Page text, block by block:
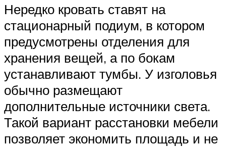
Нередко кровать ставят на
стационарный подиум, в котором
предусмотрены отделения для
хранения вещей, а по бокам
устанавливают тумбы. У изголовья
обычно размещают
дополнительные источники света.
Такой вариант расстановки мебели
позволяет экономить площадь и не